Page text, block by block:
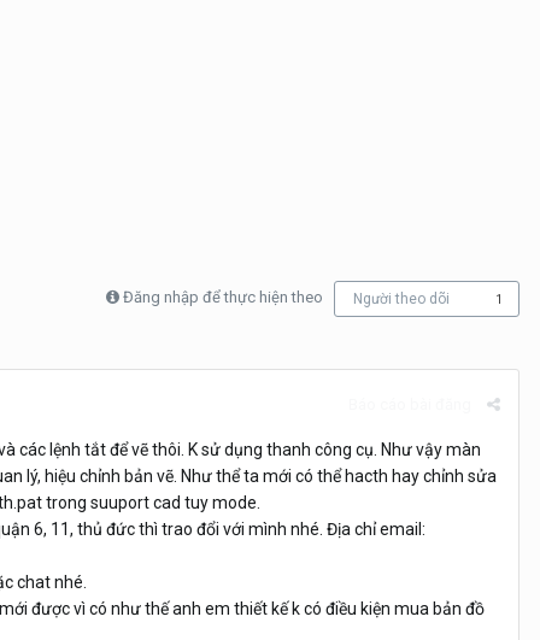
Đăng nhập để thực hiện theo Người theo dõi 1
lệnh tắt để vẽ thôi. K sử dụng thanh công cụ. Như vậy màn
lý, hiệu chỉnh bản vẽ. Như thể ta mới có thể hacth hay chỉnh sửa
trong suuport cad tuy mode.
6, 11, thủ đức thì trao đổi với mình nhé. Địa chỉ email:
chat nhé.
được vì có như thế anh em thiết kế k có điều kiện mua bản đồ